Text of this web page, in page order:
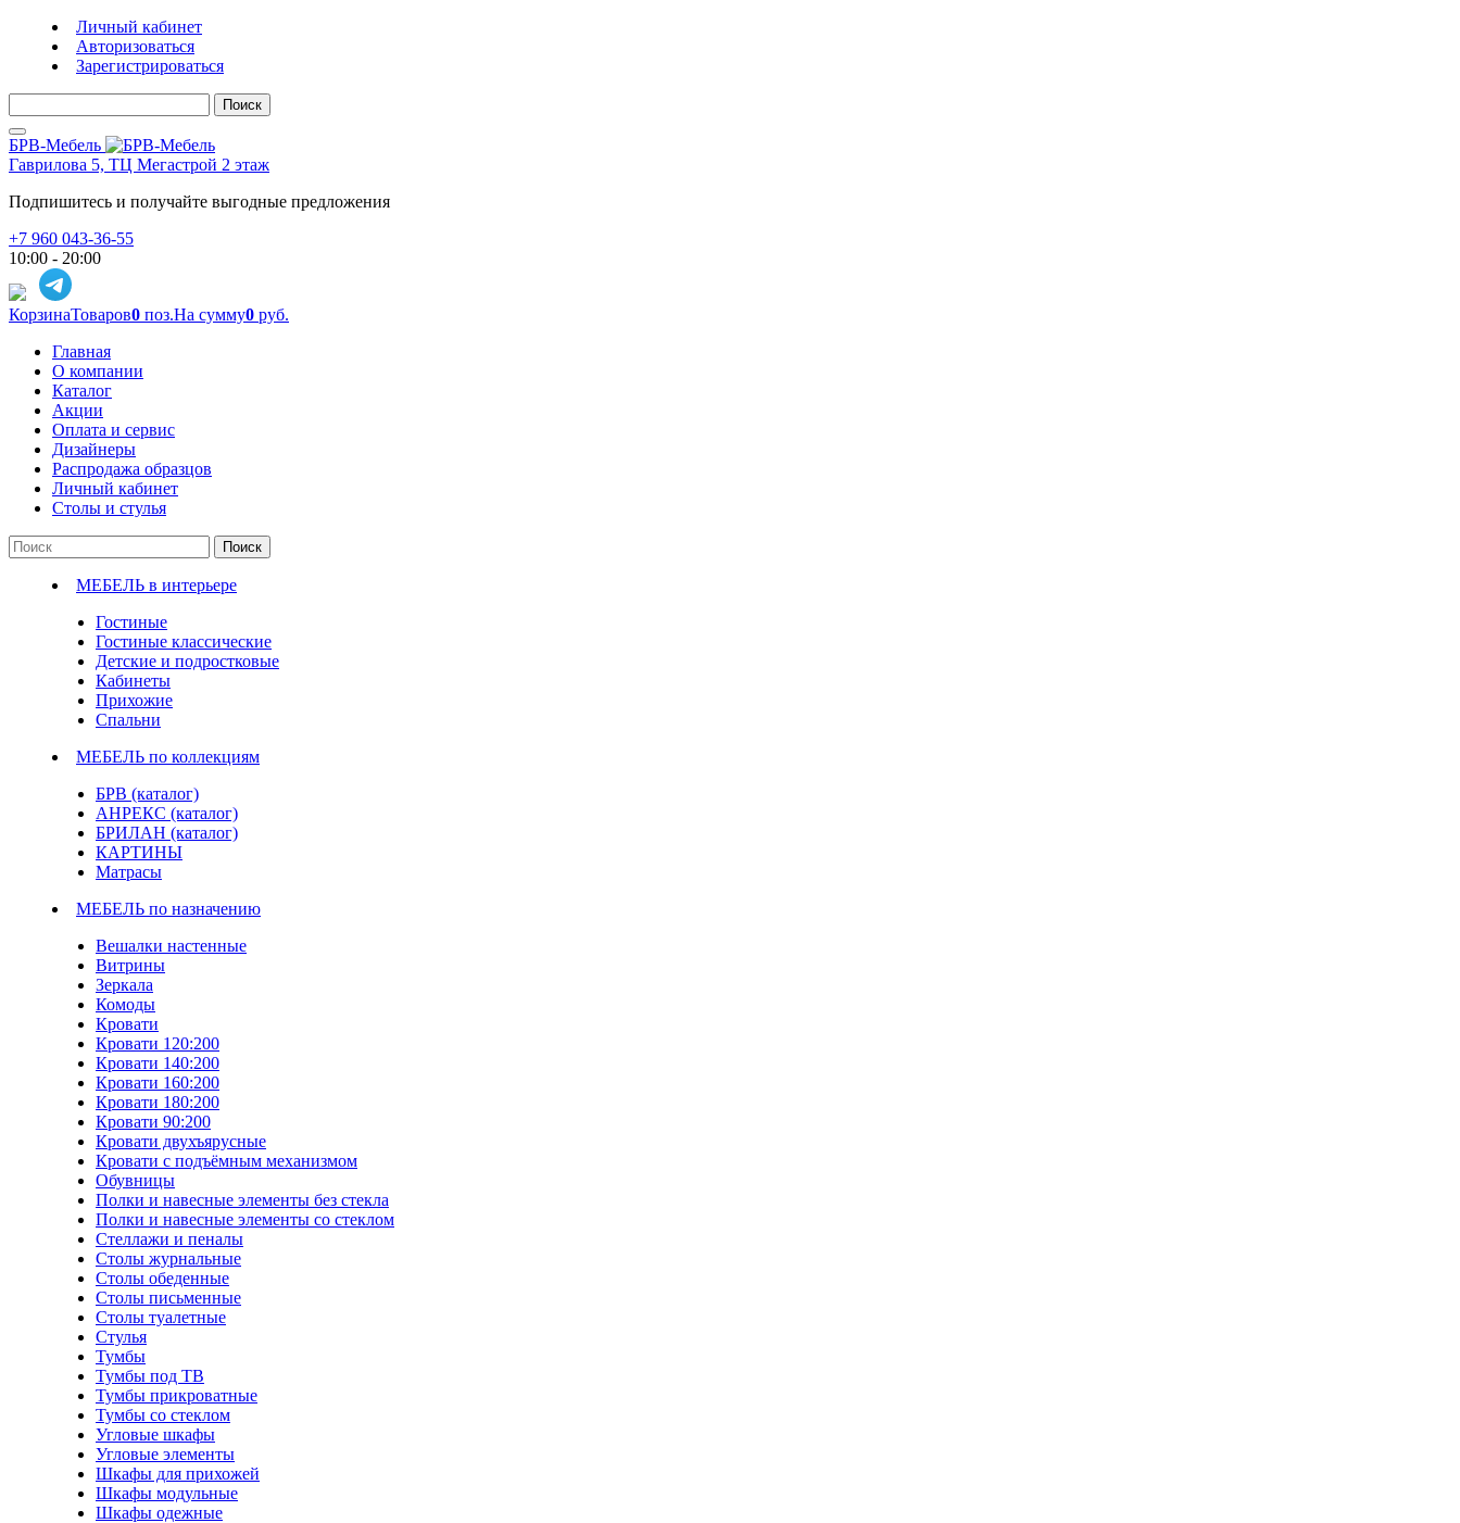
Личный кабинет
Авторизоваться
Зарегистрироваться
Поиск
БРВ-Мебель
Гаврилова 5, ТЦ Мегастрой 2 этаж
Подпишитесь и получайте выгодные предложения
+7 960 043-36-55
10:00 - 20:00
КорзинаТоваров0 поз.На сумму0 руб.
Главная
О компании
Каталог
Акции
Оплата и сервис
Дизайнеры
Распродажа образцов
Личный кабинет
Столы и стулья
Поиск
МЕБЕЛЬ в интерьере
Гостиные
Гостиные классические
Детские и подростковые
Кабинеты
Прихожие
Спальни
МЕБЕЛЬ по коллекциям
БРВ (каталог)
АНРЕКС (каталог)
БРИЛАН (каталог)
КАРТИНЫ
Матрасы
МЕБЕЛЬ по назначению
Вешалки настенные
Витрины
Зеркала
Комоды
Кровати
Кровати 120:200
Кровати 140:200
Кровати 160:200
Кровати 180:200
Кровати 90:200
Кровати двухъярусные
Кровати с подъёмным механизмом
Обувницы
Полки и навесные элементы без стекла
Полки и навесные элементы со стеклом
Стеллажи и пеналы
Столы журнальные
Столы обеденные
Столы письменные
Столы туалетные
Стулья
Тумбы
Тумбы под ТВ
Тумбы прикроватные
Тумбы со стеклом
Угловые шкафы
Угловые элементы
Шкафы для прихожей
Шкафы модульные
Шкафы одежные